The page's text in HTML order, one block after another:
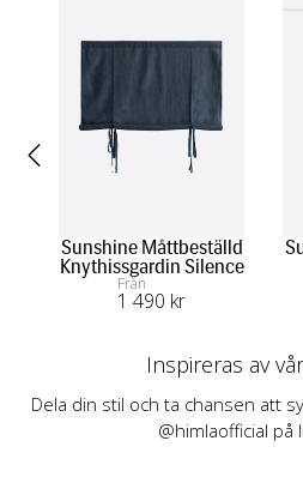
Sunshine Måttbeställd
Knythissgardin Silence
Från
1 490 kr
Inspireras av
Dela din stil och ta chansen att
@himlaofficial på